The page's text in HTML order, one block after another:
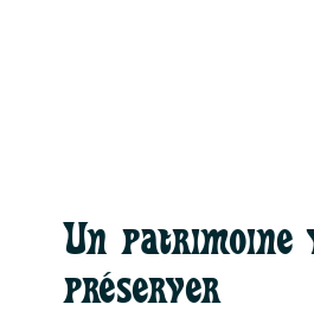
Un patrimoine
préserver